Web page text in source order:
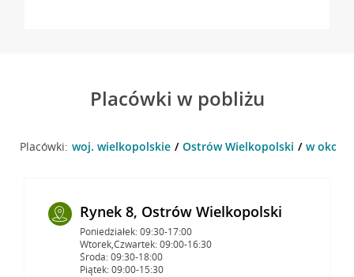
Placówki w pobliżu
Placówki: woj. wielkopolskie Ostrów Wielkopolski w
Rynek 8, Ostrów Wielkopolski
Poniedziałek: 09:30-17:00
Wtorek,Czwartek: 09:00-16:30
Środa: 09:30-18:00
Piątek: 09:00-15:30